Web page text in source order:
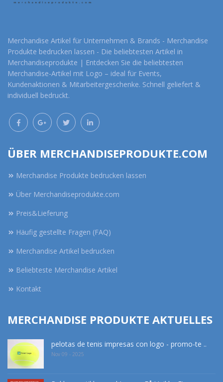
Merchandise Artikel für Unternehmen & Brands - Merchandise
Produkte bedrucken lassen - Die beliebtesten Artikel in
Merchandiseprodukte | Entdecken Sie die beliebtesten
Merchandise-Artikel mit Logo – ideal für Events,
Kundenaktionen & Mitarbeitergeschenke. Schnell geliefert &
individuell bedruckt.
ÜBER MERCHANDISEPRODUKTE.COM
Merchandise Produkte bedrucken lassen
Über Merchandiseprodukte.com
Preis&Lieferung
Häufig gestellte Fragen (FAQ)
Merchandise Artikel bedrucken
Beliebteste Merchandise Artikel
Kontakt
MERCHANDISE PRODUKTE AKTUELLES
pelotas de tenis impresas con logo - promo-te ..
Nov 09 - 2025